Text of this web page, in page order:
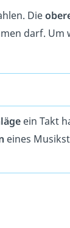
Die
darf.
ein Takt
eines